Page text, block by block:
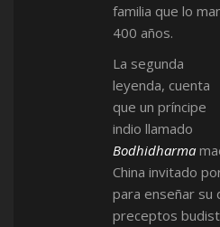
familia que lo
400 años.
La segunda
leyenda, cuenta
que un príncipe
indio llamado
Bodhidharma
China invitado
para enseñar su
preceptos